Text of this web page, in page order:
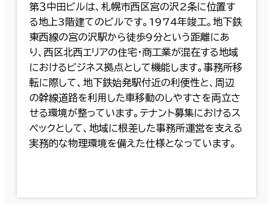
第３中田ビルは、札幌市西区宮の沢2条に位置す
る地上3階建てのビルです。1974年竣工。地下鉄
東西線の宮の沢駅から徒歩9分という距離にあ
り、西区北西エリアの住宅・商工業が混在する地域
におけるビジネス拠点として機能します。事務所移
転に際して、地下鉄始発駅付近の利便性と、周辺
の幹線道路を利用した車移動のしやすさを両立さ
せる環境が整っています。テナント募集におけるス
ペックとして、地域に根差した事務所運営を支える
実務的な物理環境を備えた仕様となっています。